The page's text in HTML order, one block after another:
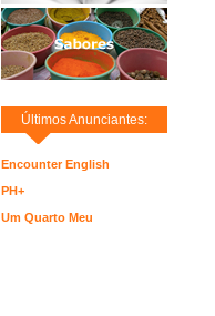
Últimos Anunciantes:
Encounter English
PH+
Um Quarto Meu